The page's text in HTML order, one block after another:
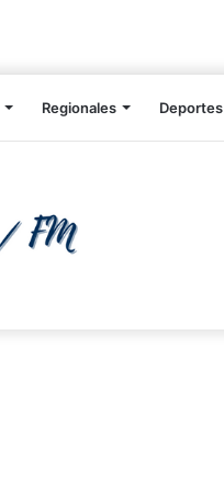
Regionales Deportes